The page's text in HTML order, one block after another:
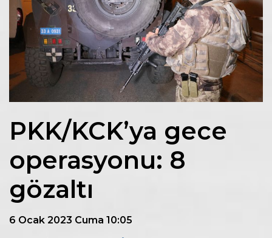
PKK/KCK’ya gece
operasyonu: 8
gözaltı
6 Ocak 2023 Cuma 10:05